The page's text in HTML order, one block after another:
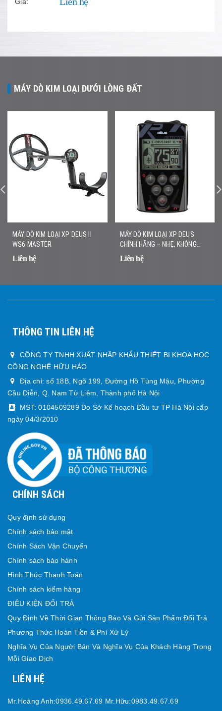
MÁY DÒ KIM LOẠI DƯỚI LÒNG ĐẤT
MÁY DÒ KIM LOẠI XP DEUS II
WS6 MASTER
Liên hệ
MÁY DÒ KIM LOẠI XP DEUS
CHÍNH HÃNG – NHẸ, KHÔNG
DÂY, DÒ NHANH CHÍNH XÁC
Liên hệ
THÔNG TIN LIÊN HỆ
CÔNG TY TNHH XUẤT NHẬP KHẨU THIẾT BỊ KHOA HỌC
CÔNG NGHỆ HỮU HẢO
Địa chỉ: số 18B, Ngõ 199, Đường Hồ Tùng Mậu, Phường
Cầu Diễn, Q. Nam Từ Liêm, Thành phố Hà Nội
MST: 0104509289 Do Sở Kế hoạch Đầu tư TP Hà Nội cấp
ngày 04/3/2010
CHÍNH SÁCH
Quy định sử dụng
Chính sách bảo mật
Chính Sách Vận Chuyển
Chính sách bảo hành
Hình Thức Thanh Toán
Chính sách kiểm hàng
ĐIỀU KIỆN ĐỔI TRẢ
Quy Định Về Thời Gian Thông Báo Và Gửi Sản Phẩm Đổi Trả
Phương Thức Hoàn Tiền & Phí Xử Lý
Nghĩa Vụ Của Người Bán Và Nghĩa Vụ Của Khách Hàng Trong
Mỗi Giao Dịch
LIÊN HỆ
Mr.Hoàng Anh:0936.49.67.69 Mr.Hữu:0983.49.67.69